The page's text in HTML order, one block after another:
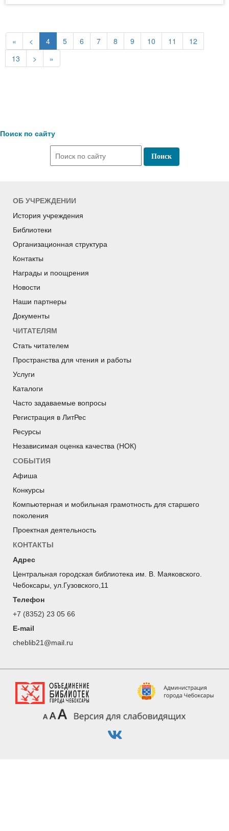
« < 4 5 6 7 8 9 10 11
12
13
> »
Поиск по сайту
ОБ УЧРЕЖДЕНИИ
История учреждения
Библиотеки
Организационная структура
Контакты
Награды и поощрения
Новости
Наши партнеры
Документы
ЧИТАТЕЛЯМ
Стать читателем
Пространства для чтения и работы
Услуги
Каталоги
Часто задаваемые вопросы
Регистрация в ЛитРес
Ресурсы
Независимая оценка качества (НОК)
СОБЫТИЯ
Афиша
Конкурсы
Компьютерная и мобильная грамотность для старшего
поколения
Проектная деятельность
КОНТАКТЫ
Адрес
Центральная городская библиотека им. В. Маяковского.
Чебоксары, ул.Гузовского,11
Телефон
+7 (8352) 23 05 66
E-mail
cheblib21@mail.ru